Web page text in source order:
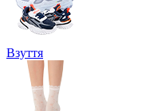
Взуття